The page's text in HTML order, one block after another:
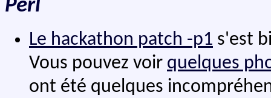
Perl
Le hackathon patch -p1 s'est
Vous pouvez voir quelques
ont été quelques